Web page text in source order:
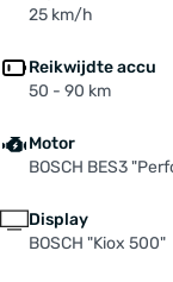
mm, 45 °,
DS 15, 100 mm
Zadel: SELLE
Zadelpen:
31,6 mm,
25 km/h
Reikwijdte accu
50 - 90 km
Motor
BOSCH BES3
Display
BOSCH "Kiox 500"